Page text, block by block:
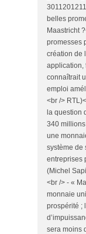
belles
Maastricht
promesses
création de
application,
connaîtrait
emploi
<br />
la question
340
une
système de
entreprises
(Michel
<br /> - «
monnaie
prospérité ;
sera moins